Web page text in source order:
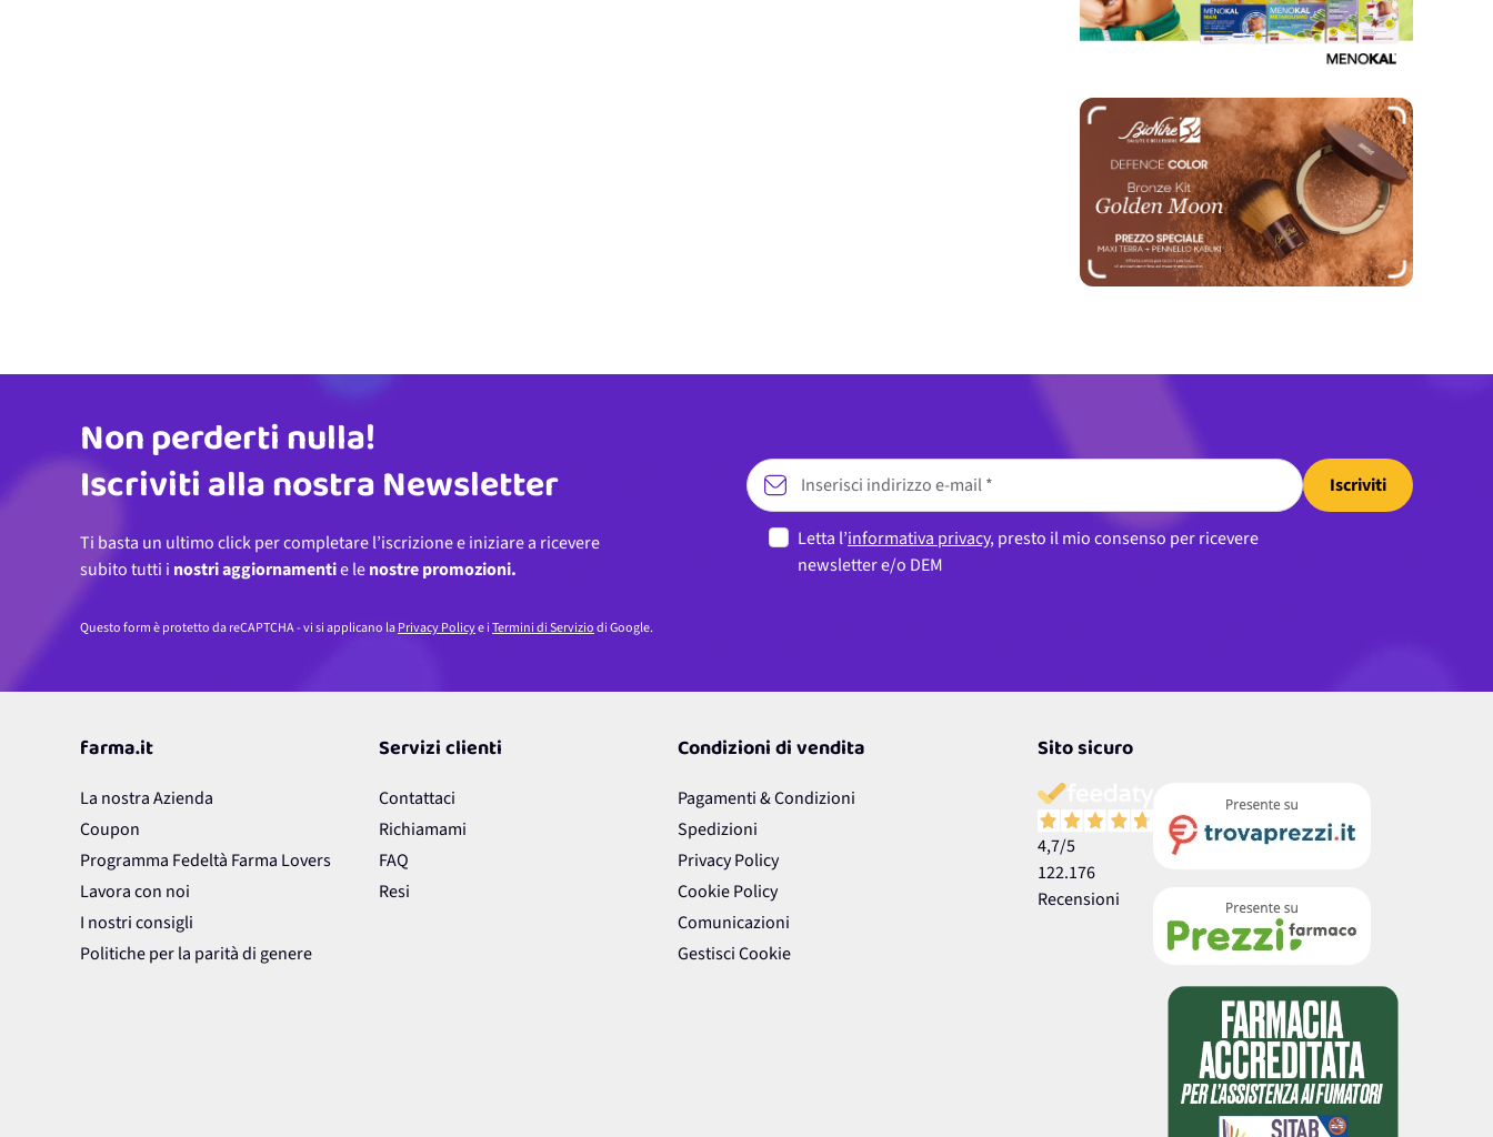
Indirizzo email
Non perderti nulla!
Iscriviti alla nostra Newsletter
Ti basta un ultimo click per completare l’iscrizione e iniziare a ricevere
subito tutti i nostri aggiornamentie lenostre promozioni.
Iscriviti
Letta l’informativa privacy, presto il mio consenso per ricevere
newsletter e/o DEM
Questo form è protetto da reCAPTCHA - vi si applicano laPrivacy Policye iTermini di Serviziodi Google.
farma.it
La nostra Azienda
Coupon
Programma Fedeltà Farma Lovers
Lavora con noi
I nostri consigli
Politiche per la parità di genere
Servizi clienti
Contattaci
Richiamami
FAQ
Resi
Condizioni di vendita
Pagamenti & Condizioni
Spedizioni
Privacy Policy
Cookie Policy
Comunicazioni
Gestisci Cookie
Sito sicuro
4,7/5
122.176
Recensioni